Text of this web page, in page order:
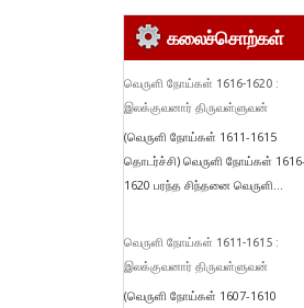
கலைச்சொற்கள்
வெருளி நோய்கள் 1616-1620 :
இலக்குவனார் திருவள்ளுவன்
(வெருளி நோய்கள் 1611-1615
தொடர்ச்சி) வெருளி நோய்கள் 1616-
1620 பரந்த சிந்தனை வெருளி...
வெருளி நோய்கள் 1611-1615 :
இலக்குவனார் திருவள்ளுவன்
(வெருளி நோய்கள் 1607-1610